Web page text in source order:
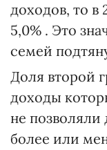
доходов, то в
5,0% . Это
семей
Доля второй
доходы
не позволяли
более или